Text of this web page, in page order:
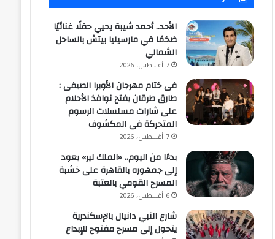
الأحد.. أحمد شيبة يحيي حفلًا غنائيًا
ضخمًا في مارسيليا بيتش بالساحل
الشمالي
7 أغسطس، 2026
فى ختام مهرجان الأوبرا الصيفى :
طارق طرقان يفتح نوافذ الأحلام
على شارات مسلسلات الرسوم
المتحركة فى المكشوف
7 أغسطس، 2026
بدءًا من اليوم.. «الملك لير» يعود
إلى جمهوره بالقاهرة على خشبة
المسرح القومي بالعتبة
6 أغسطس، 2026
شارع النبي دانيال بالإسكندرية
يتحول إلى مسرح مفتوح للإبداع